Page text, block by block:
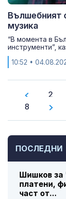
Вълшебният
музика
“В момента в
инструменти”,
10:52 •
2
8
ПОСЛЕДНИ
Шишков за
платени,
част от...